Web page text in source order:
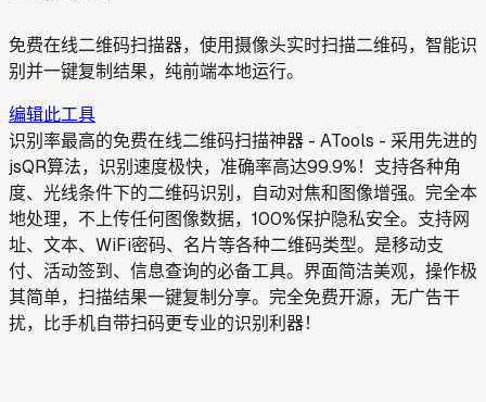
免费在线二维码扫描器，使用摄像头实时扫描二维码，智能识
别并一键复制结果，纯前端本地运行。
编辑此工具
识别率最高的免费在线二维码扫描神器 - ATools - 采用先进的
jsQR算法，识别速度极快，准确率高达99.9%！支持各种角
度、光线条件下的二维码识别，自动对焦和图像增强。完全本
地处理，不上传任何图像数据，100%保护隐私安全。支持网
址、文本、WiFi密码、名片等各种二维码类型。是移动支
付、活动签到、信息查询的必备工具。界面简洁美观，操作极
其简单，扫描结果一键复制分享。完全免费开源，无广告干
扰，比手机自带扫码更专业的识别利器！